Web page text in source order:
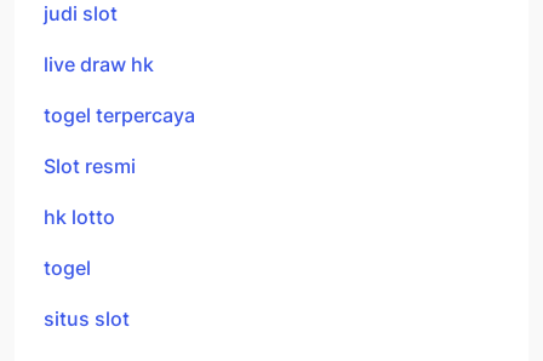
judi slot
live draw hk
togel terpercaya
Slot resmi
hk lotto
togel
situs slot